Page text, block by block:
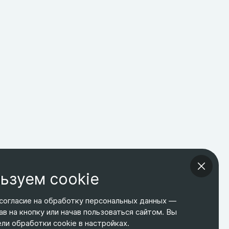
ТЕЛЕФОН
+7 495 266-65-67
ЭЛ. ПОЧТА
shop@relines.ru
АДРЕС
Москва, Гаражная 8
cookie
на обработку персональных данных —
на кнопку или начав пользоваться сайтом. Вы
обработки cookie в настройках.